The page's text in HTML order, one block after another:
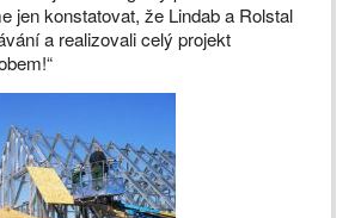
jen konstatovat, že Lindab a Rolstal
a realizovali celý projekt